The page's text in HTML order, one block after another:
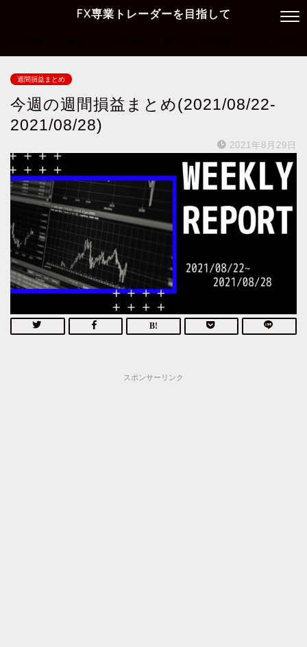
FX専業トレーダーを目指して
週間損益まとめ
今週の週間損益まとめ(2021/08/22-
2021/08/28)
2021年8月29日
スポンサーリンク